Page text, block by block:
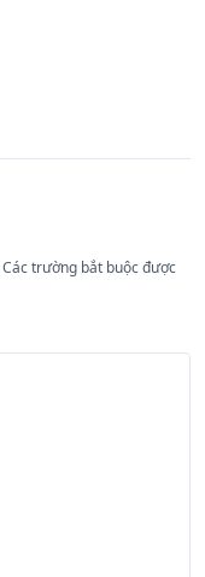
Các trường bắt buộc được